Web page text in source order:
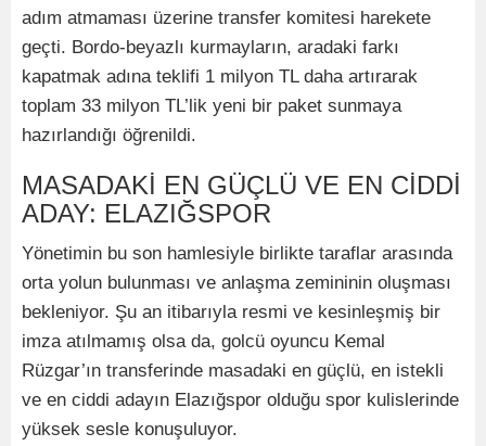
adım atmaması üzerine transfer komitesi harekete
geçti. Bordo-beyazlı kurmayların, aradaki farkı
kapatmak adına teklifi 1 milyon TL daha artırarak
toplam 33 milyon TL’lik yeni bir paket sunmaya
hazırlandığı öğrenildi.
MASADAKİ EN GÜÇLÜ VE EN CİDDİ
ADAY: ELAZIĞSPOR
Yönetimin bu son hamlesiyle birlikte taraflar arasında
orta yolun bulunması ve anlaşma zemininin oluşması
bekleniyor. Şu an itibarıyla resmi ve kesinleşmiş bir
imza atılmamış olsa da, golcü oyuncu Kemal
Rüzgar’ın transferinde masadaki en güçlü, en istekli
ve en ciddi adayın Elazığspor olduğu spor kulislerinde
yüksek sesle konuşuluyor.